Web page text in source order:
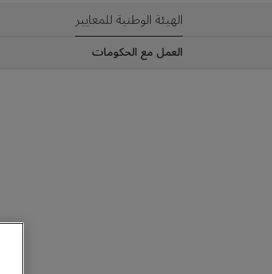
الهيئة الوطنية للمعايير
العمل مع الحكومات